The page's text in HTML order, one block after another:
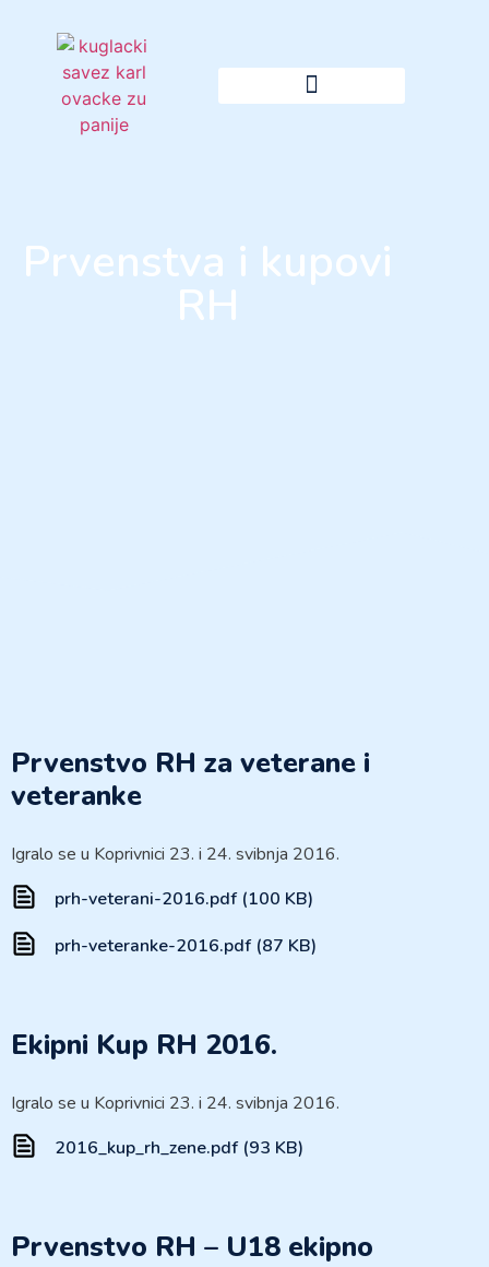
Prvenstva i kupovi
RH
Prvenstvo RH za veterane i
veteranke
Igralo se u Koprivnici 23. i 24. svibnja 2016.
prh-veterani-2016.pdf (100 KB)
prh-veteranke-2016.pdf (87 KB)
Ekipni Kup RH 2016.
Igralo se u Koprivnici 23. i 24. svibnja 2016.
2016_kup_rh_zene.pdf (93 KB)
Prvenstvo RH – U18 ekipno